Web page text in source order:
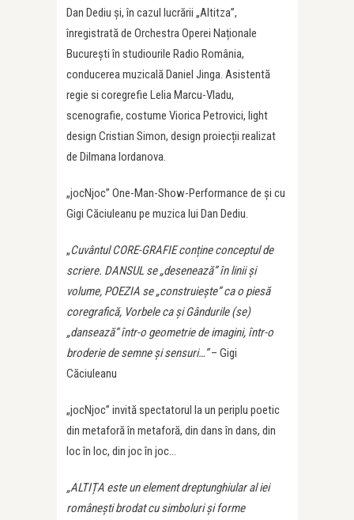
Dan Dediu și, în cazul lucrării „Altitza”,
înregistrată de Orchestra Operei Naționale
București în studiourile Radio România,
conducerea muzicală Daniel Jinga. Asistentă
regie si coregrefie Lelia Marcu-Vladu,
scenografie, costume Viorica Petrovici, light
design Cristian Simon, design proiecții realizat
de Dilmana Iordanova.
„jocNjoc” One-Man-Show-Performance de și cu
Gigi Căciuleanu pe muzica lui Dan Dediu.
„Cuvântul CORE-GRAFIE conține conceptul de
scriere. DANSUL se „desenează” în linii și
volume, POEZIA se „construiește” ca o piesă
coregrafică, Vorbele ca și Gândurile (se)
„dansează” într-o geometrie de imagini, într-o
broderie de semne și sensuri…”– Gigi
Căciuleanu
„jocNjoc” invită spectatorul la un periplu poetic
din metaforă în metaforă, din dans în dans, din
loc în loc, din joc în joc…
„ALTIȚA este un element dreptunghiular al iei
românești brodat cu simboluri și forme